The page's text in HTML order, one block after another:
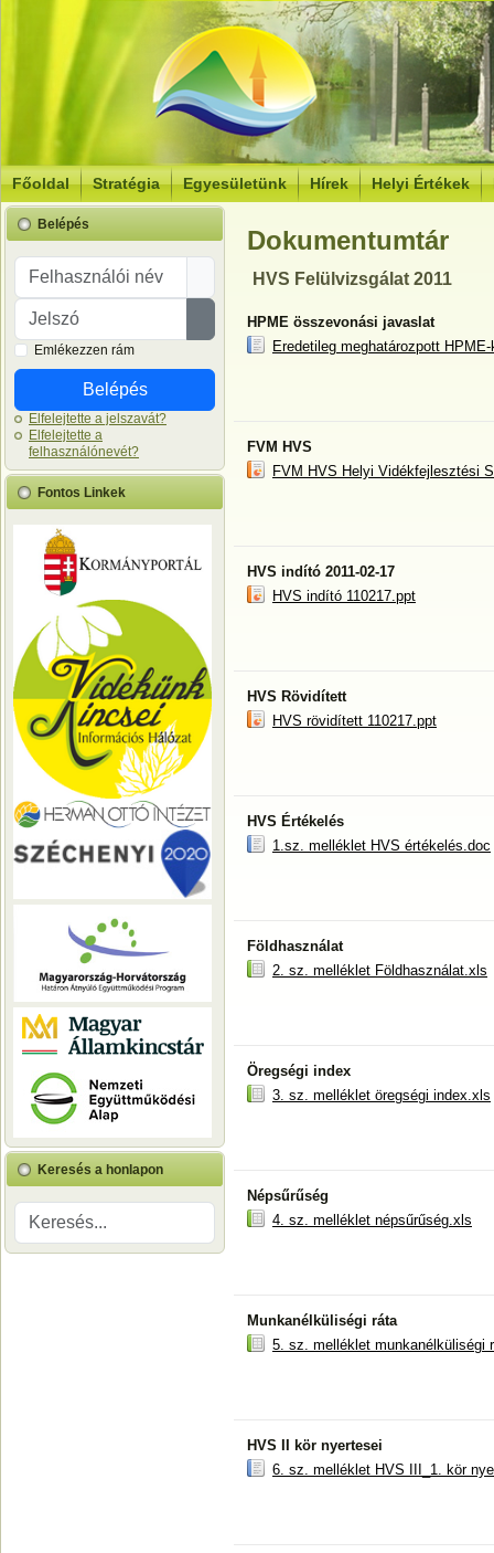
Főoldal Stratégia Egyesületünk Hírek Helyi Értékek
Belépés
Felhasználói név
Jelszó
Jelszó megjelenítése
Emlékezzen rám
Belépés
Elfelejtette a jelszavát?
Elfelejtette a
felhasználónevét?
Fontos Linkek
Keresés a honlapon
Dokumentumtár
HVS Felülvizsgálat 2011
HPME összevonási javaslat
Eredetileg meghatározpott
FVM HVS
FVM HVS Helyi Vidékfejlesztési
HVS indító 2011-02-17
HVS indító 110217.ppt
HVS Rövidített
HVS rövidített 110217.ppt
HVS Értékelés
1.sz. melléklet HVS értékelés.doc
Földhasználat
2. sz. melléklet Földhasználat.xls
Öregségi index
3. sz. melléklet öregségi index.xls
Népsűrűség
4. sz. melléklet népsűrűség.xls
Munkanélküliségi ráta
5. sz. melléklet munkanélküliségi
HVS II kör nyertesei
6. sz. melléklet HVS III_1. kör